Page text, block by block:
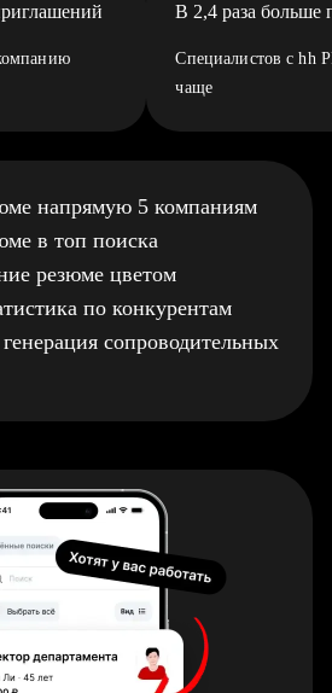
В 2,4 раза больше
Специалистов с hh
чаще
напрямую 5 компаниям
в топ поиска
резюме цветом
по конкурентам
сопроводительных